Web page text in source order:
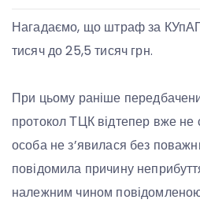
Нагадаємо, що штраф за
тисяч до 25,5 тисяч грн.
При цьому раніше
протокол ТЦК відтепер вже не
особа не з’явилася без
повідомила причину
належним чином повідомленою